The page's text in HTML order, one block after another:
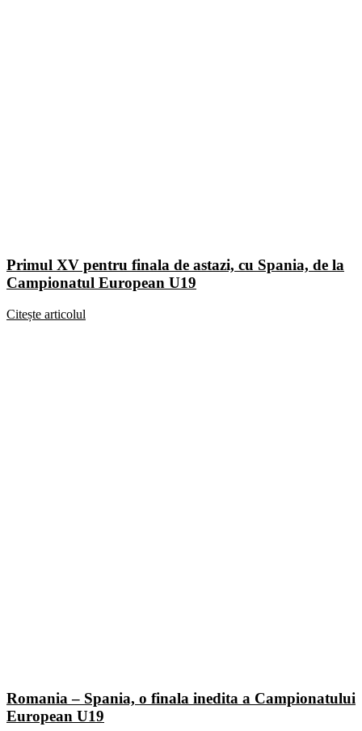
Primul XV pentru finala de astazi, cu Spania, de la
Campionatul European U19
Citește articolul
Romania – Spania, o finala inedita a Campionatului
European U19